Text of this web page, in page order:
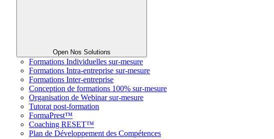
Open Nos Solutions
Formations Individuelles sur-mesure
Formations Intra-entreprise sur-mesure
Formations Inter-entreprise
Conception de formations 100% sur-mesure
Organisation de Webinar sur-mesure
Tutorat post-formation
FormaPrest™
Coaching RESET™
Plan de Développement des Compétences